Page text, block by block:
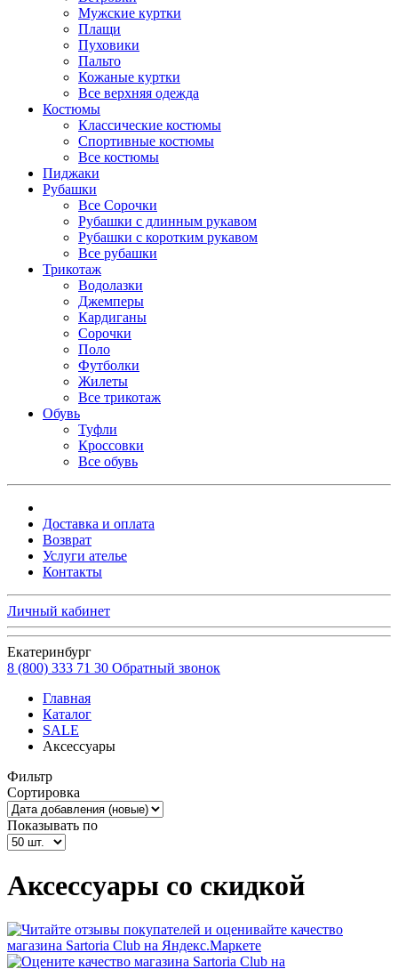
Мужские куртки
Плащи
Пуховики
Пальто
Кожаные куртки
Все верхняя одежда
Костюмы
Классические костюмы
Спортивные костюмы
Все костюмы
Пиджаки
Рубашки
Все Сорочки
Рубашки с длинным рукавом
Рубашки с коротким рукавом
Все рубашки
Трикотаж
Водолазки
Джемперы
Кардиганы
Сорочки
Поло
Футболки
Жилеты
Все трикотаж
Обувь
Туфли
Кроссовки
Все обувь
Доставка и оплата
Возврат
Услуги ателье
Контакты
Личный кабинет
Екатеринбург
8 (800) 333 71 30 Обратный звонок
Главная
Каталог
SALE
Аксессуары
Фильтр
Сортировка
Показывать по
Аксессуары со скидкой